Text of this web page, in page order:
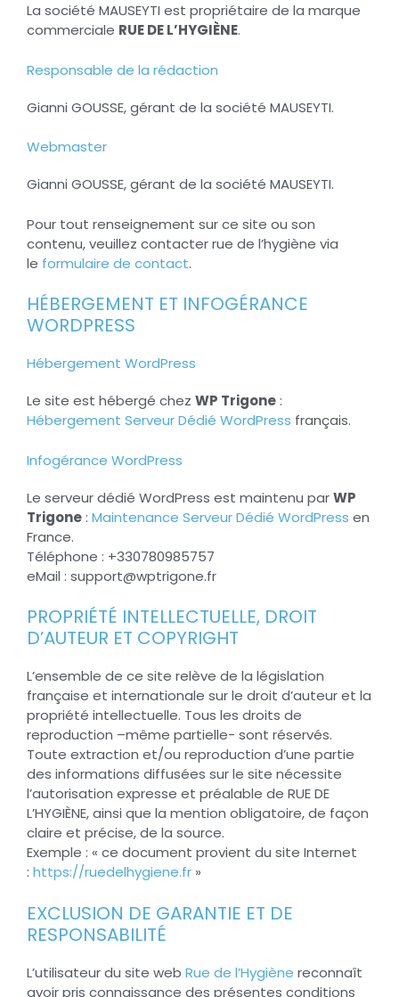
La société MAUSEYTI est propriétaire de la marque
commerciale RUE DE L’HYGIÈNE.
Responsable de la rédaction
Gianni GOUSSE, gérant de la société MAUSEYTI.
Webmaster
Gianni GOUSSE, gérant de la société MAUSEYTI.
Pour tout renseignement sur ce site ou son
contenu, veuillez contacter rue de l’hygiène via
le formulaire de contact.
HÉBERGEMENT ET INFOGÉRANCE
WORDPRESS
Hébergement WordPress
Le site est hébergé chez WP Trigone:
Hébergement Serveur Dédié WordPress français.
Infogérance WordPress
Le serveur dédié WordPress est maintenu parWP
Trigone: Maintenance Serveur Dédié WordPress en
France.
Téléphone : +330780985757
eMail : support@wptrigone.fr
PROPRIÉTÉ INTELLECTUELLE, DROIT
D’AUTEUR ET COPYRIGHT
L’ensemble de ce site relève de la législation
française et internationale sur le droit d’auteur et la
propriété intellectuelle. Tous les droits de
reproduction –même partielle- sont réservés.
Toute extraction et/ou reproduction d’une partie
des informations diffusées sur le site nécessite
l’autorisation expresse et préalable de RUE DE
L’HYGIÈNE, ainsi que la mention obligatoire, de façon
claire et précise, de la source.
Exemple : « ce document provient du site Internet
: https://ruedelhygiene.fr »
EXCLUSION DE GARANTIE ET DE
RESPONSABILITÉ
L’utilisateur du site web Rue de l’Hygiène reconnaît
avoir pris connaissance des présentes conditions